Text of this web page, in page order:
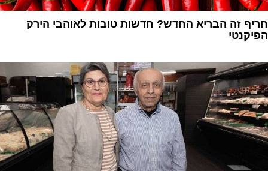
חריף זה הבריא החדש? חדשות טובות לאוהבי הירק
הפיקנטי